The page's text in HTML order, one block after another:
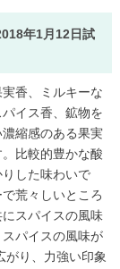
年1月12日試
香、ミルキーな
イス香、鉱物を
縮感のある果実
比較的豊かな酸
した味わいで
荒々しいところ
スパイスの風味
パイスの風味が
がり、力強い印象